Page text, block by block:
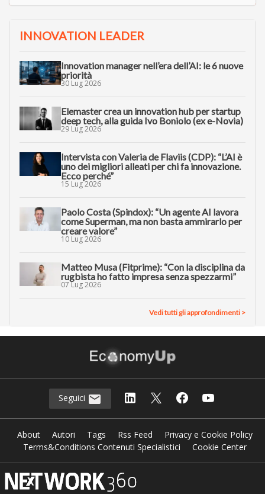
INNOVATION LEADER
Innovation manager nell’era dell’AI: le 6 nuove
priorità
30 Lug 2026
Elemaster crea un innovation hub per startup
deep tech, alla guida Ivo Boniolo (ex e-Novia)
29 Lug 2026
Intervista con Valeria de Flaviis (CDP): “L’AI è
uno dei migliori alleati per chi fa innovazione.
Ecco perché”
15 Lug 2026
Paolo Costa (Spindox): “Un agente AI lavora
come Superman, ma non basta ammirarlo per
creare valore”
10 Lug 2026
Matteo Musa (Fitprime): “Con la disciplina da
rugbista ho fatto impresa senza spezzarmi”
07 Lug 2026
Vedi tutti gli approfondimenti >
Seguici
About Autori Tags Rss Feed
Privacy e Cookie Policy
Terms&Conditions Contenuti Specialistici
Cookie Center